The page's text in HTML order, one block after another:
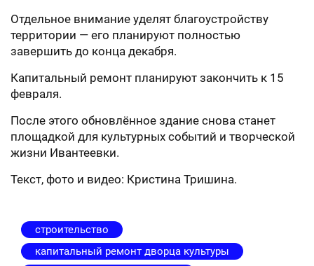
Отдельное внимание уделят благоустройству
территории — его планируют полностью
завершить до конца декабря.
Капитальный ремонт планируют закончить к 15
февраля.
После этого обновлённое здание снова станет
площадкой для культурных событий и творческой
жизни Ивантеевки.
Текст, фото и видео: Кристина Тришина.
строительство
капитальный ремонт дворца культуры